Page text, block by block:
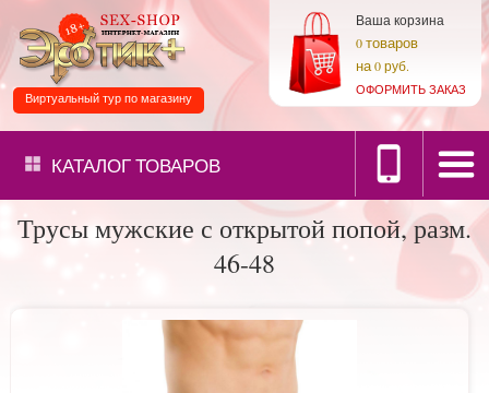
Ваша корзина
0товаров
на0 руб.
ОФОРМИТЬ ЗАКАЗ
Виртуальный тур по магазину
КАТАЛОГТОВАРОВ
Трусы мужские с открытой попой, разм.
46-48